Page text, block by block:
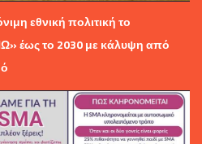
εθνική πολιτική το
έως το 2030 με κάλυψη από